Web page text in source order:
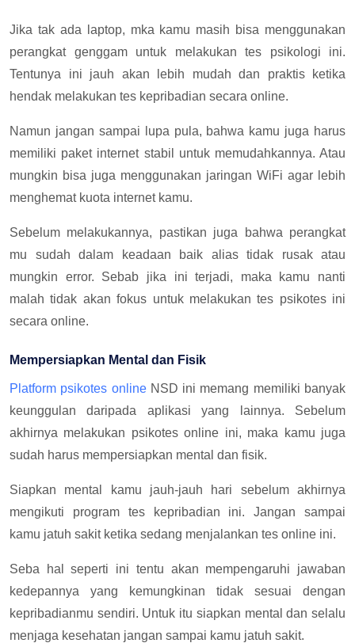
Jika tak ada laptop, mka kamu masih bisa menggunakan
perangkat genggam untuk melakukan tes psikologi ini.
Tentunya ini jauh akan lebih mudah dan praktis ketika
hendak melakukan tes kepribadian secara online.
Namun jangan sampai lupa pula, bahwa kamu juga harus
memiliki paket internet stabil untuk memudahkannya. Atau
mungkin bisa juga menggunakan jaringan WiFi agar lebih
menghemat kuota internet kamu.
Sebelum melakukannya, pastikan juga bahwa perangkat
mu sudah dalam keadaan baik alias tidak rusak atau
mungkin error. Sebab jika ini terjadi, maka kamu nanti
malah tidak akan fokus untuk melakukan tes psikotes ini
secara online.
Mempersiapkan Mental dan Fisik
Platform psikotes onlineNSD ini memang memiliki banyak
keunggulan daripada aplikasi yang lainnya. Sebelum
akhirnya melakukan psikotes online ini, maka kamu juga
sudah harus mempersiapkan mental dan fisik.
Siapkan mental kamu jauh-jauh hari sebelum akhirnya
mengikuti program tes kepribadian ini. Jangan sampai
kamu jatuh sakit ketika sedang menjalankan tes online ini.
Seba hal seperti ini tentu akan mempengaruhi jawaban
kedepannya yang kemungkinan tidak sesuai dengan
kepribadianmu sendiri. Untuk itu siapkan mental dan selalu
menjaga kesehatan jangan sampai kamu jatuh sakit.